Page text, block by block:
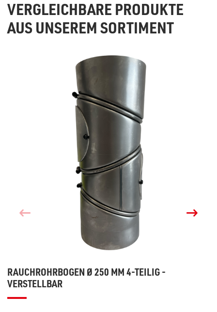
VERGLEICHBARE PRODUKTE
AUS UNSEREM SORTIMENT
RAUCHROHRBOGEN Ø 250 MM 4-TEILIG -
VERSTELLBAR